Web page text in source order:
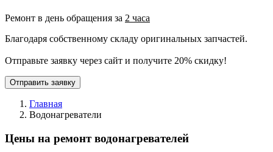
Ремонт в день обращения за 2 часа
Благодаря собственному складу оригинальных запчастей.
Отправьте заявку через сайт и получите 20% скидку!
Отправить заявку
Главная
Водонагреватели
Цены на ремонт водонагревателей